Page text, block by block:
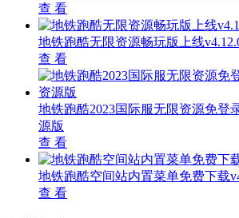
查 看
地铁跑酷无限资源畅玩版上线
查 看
地铁跑酷2023国际服无限资源免登
源版
查 看
地铁跑酷空间站内置菜单免费下载
查 看